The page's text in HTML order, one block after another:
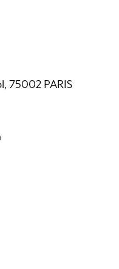
75002 PARIS